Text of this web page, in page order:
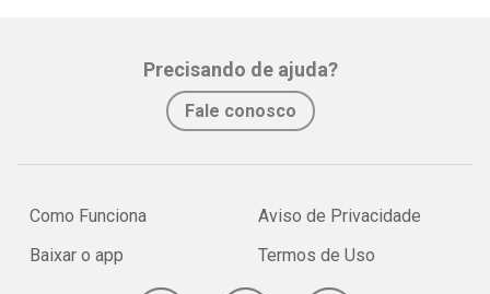
Precisando de ajuda?
Fale conosco
Como Funciona
Baixar o app
Aviso de Privacidade
Termos de Uso